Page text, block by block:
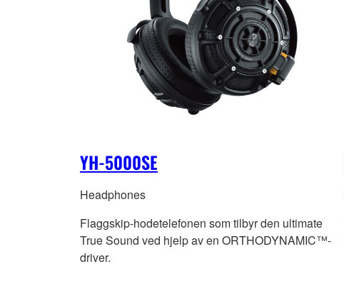
YH-5000SE
Headphones
Flaggskip-hodetelefonen som tilbyr den ultimate
True Sound ved hjelp av en ORTHODYNAMIC™-
driver.